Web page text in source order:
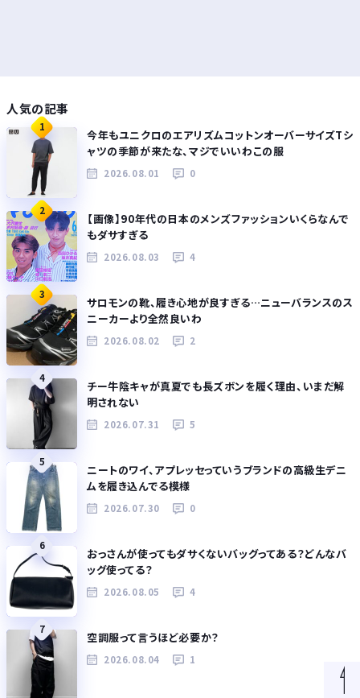
人気の記事
1
今年もユニクロのエアリズムコットンオーバーサイズTシ
ャツの季節が来たな、マジでいいわこの服
2026.08.01 0
2
【画像】90年代の日本のメンズファッションいくらなんで
もダサすぎる
2026.08.03 4
3
サロモンの靴、履き心地が良すぎる…ニューバランスのス
ニーカーより全然良いわ
2026.08.02 2
4
チー牛陰キャが真夏でも長ズボンを履く理由、いまだ解
明されない
2026.07.31 5
5
ニートのワイ、アプレッセっていうブランドの高級生デニ
ムを履き込んでる模様
2026.07.30 0
6
おっさんが使ってもダサくないバッグってある？どんなバ
ッグ使ってる？
2026.08.05 4
7
空調服って言うほど必要か？
2026.08.04 1